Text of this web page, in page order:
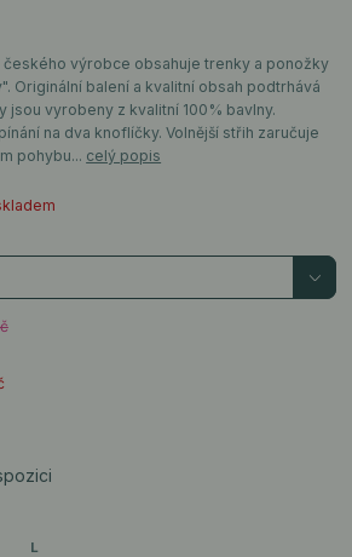
výrobce obsahuje trenky a ponožky
Originální balení a kvalitní obsah podtrhává
jsou vyrobeny z kvalitní 100% bavlny.
na dva knoflíčky. Volnější střih zaručuje
pohybu... celý popis
L